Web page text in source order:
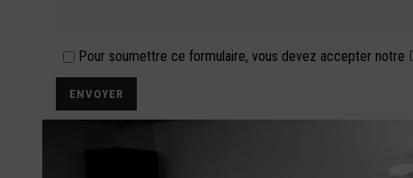
Pour soumettre ce formulaire, vous devez accepter notre